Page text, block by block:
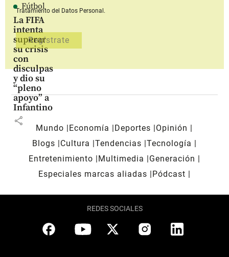
Fútbol
La FIFA
intenta
superar
su crisis
con
disculpas
y dio su
“pleno
apoyo” a
Infantino
share
Tratamiento del Datos Personal.
Mundo Economía Deportes
Opinión
Blogs
Cultura Tendencias Tecnología
Entretenimiento
Multimedia
Generación
Especiales marcas aliadas
Pódcast
REDES SOCIALES